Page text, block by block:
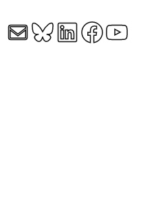
E-MailBluesky